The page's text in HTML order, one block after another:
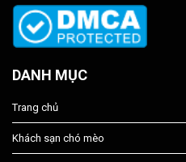
DANH MỤC
Trang chủ
Khách sạn chó mèo